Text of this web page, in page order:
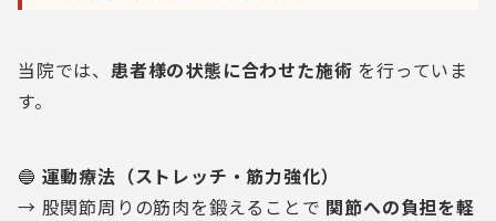
当院では、 患者様の状態に合わせた施術 を行っていま
す。
🔵 運動療法（ストレッチ・筋力強化）
→ 股関節周りの筋肉を鍛えることで 関節への負担を軽